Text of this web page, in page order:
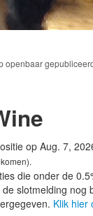
openbaar
op Aug. 7,
die onder de
slotmelding
Klik hier